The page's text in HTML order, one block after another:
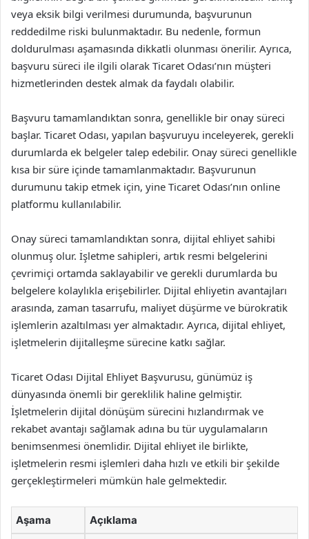
veya eksik bilgi verilmesi durumunda, başvurunun
reddedilme riski bulunmaktadır. Bu nedenle, formun
doldurulması aşamasında dikkatli olunması önerilir. Ayrıca,
başvuru süreci ile ilgili olarak Ticaret Odası’nın müşteri
hizmetlerinden destek almak da faydalı olabilir.
Başvuru tamamlandıktan sonra, genellikle bir onay süreci
başlar. Ticaret Odası, yapılan başvuruyu inceleyerek, gerekli
durumlarda ek belgeler talep edebilir. Onay süreci genellikle
kısa bir süre içinde tamamlanmaktadır. Başvurunun
durumunu takip etmek için, yine Ticaret Odası’nın online
platformu kullanılabilir.
Onay süreci tamamlandıktan sonra, dijital ehliyet sahibi
olunmuş olur. İşletme sahipleri, artık resmi belgelerini
çevrimiçi ortamda saklayabilir ve gerekli durumlarda bu
belgelere kolaylıkla erişebilirler. Dijital ehliyetin avantajları
arasında, zaman tasarrufu, maliyet düşürme ve bürokratik
işlemlerin azaltılması yer almaktadır. Ayrıca, dijital ehliyet,
işletmelerin dijitalleşme sürecine katkı sağlar.
Ticaret Odası Dijital Ehliyet Başvurusu, günümüz iş
dünyasında önemli bir gereklilik haline gelmiştir.
İşletmelerin dijital dönüşüm sürecini hızlandırmak ve
rekabet avantajı sağlamak adına bu tür uygulamaların
benimsenmesi önemlidir. Dijital ehliyet ile birlikte,
işletmelerin resmi işlemleri daha hızlı ve etkili bir şekilde
gerçekleştirmeleri mümkün hale gelmektedir.
Aşama Açıklama